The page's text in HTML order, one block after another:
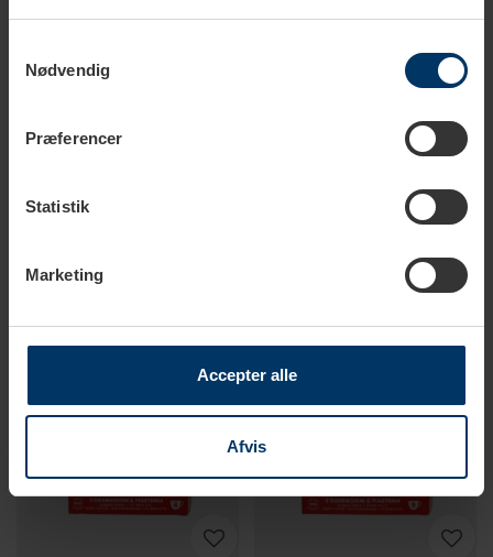
Nødvendig
Præferencer
Statistik
Marketing
Accepter alle
Afvis
1-2 hverdage